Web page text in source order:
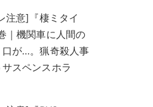
注意]『棲ミタイ
｜機関車に人間の
口が…。猟奇殺人事
スペンスホラ